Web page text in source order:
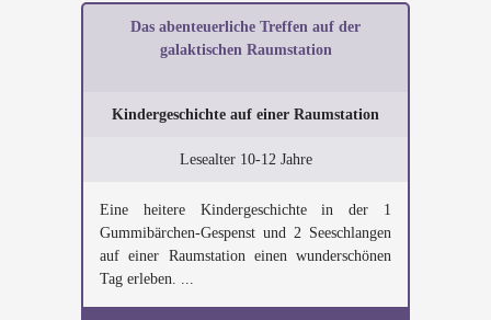
Das abenteuerliche Treffen auf der
galaktischen Raumstation
Kindergeschichte auf einer Raumstation
Lesealter 10-12 Jahre
Eine heitere Kindergeschichte in der 1
Gummibärchen-Gespenst und 2 Seeschlangen
auf einer Raumstation einen wunderschönen
Tag erleben. ...